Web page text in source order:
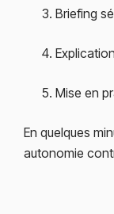
Briefing
Mise en
En quelques
autonomie